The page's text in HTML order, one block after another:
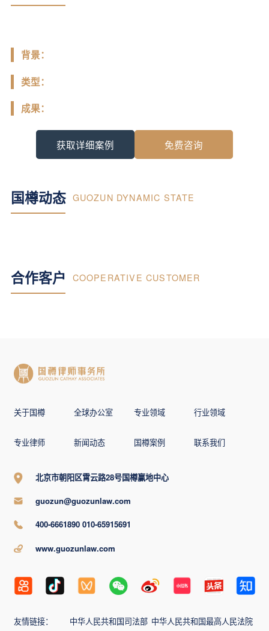
背景：
类型：
成果：
获取详细案例 免费咨询
国樽动态 GUOZUN DYNAMIC STATE
合作客户 COOPERATIVE CUSTOMER
关于国樽 全球办公室 专业领域 行业领域
专业律师 新闻动态 国樽案例 联系我们
北京市朝阳区霄云路28号国樽赢地中心
guozun@guozunlaw.com
400-6661890 010-65915691
www.guozunlaw.com
友情链接： 中华人民共和国司法部 中华人民共和国最高人民法院